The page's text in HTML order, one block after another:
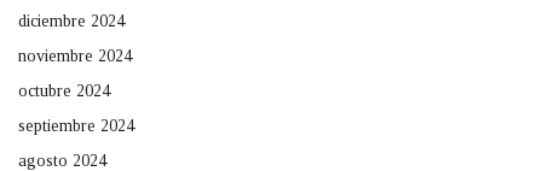
diciembre 2024
noviembre 2024
octubre 2024
septiembre 2024
agosto 2024